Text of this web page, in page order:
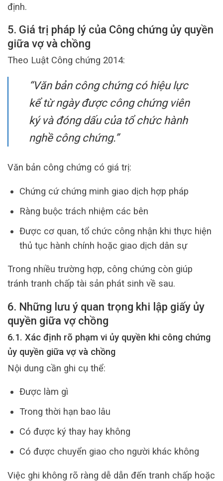
định.
5. Giá trị pháp lý của Công chứng ủy quyền
giữa vợ và chồng
Theo Luật Công chứng 2014:
“Văn bản công chứng có hiệu lực
kể từ ngày được công chứng viên
ký và đóng dấu của tổ chức hành
nghề công chứng.”
Văn bản công chứng có giá trị:
Chứng cứ chứng minh giao dịch hợp pháp
Ràng buộc trách nhiệm các bên
Được cơ quan, tổ chức công nhận khi thực hiện
thủ tục hành chính hoặc giao dịch dân sự
Trong nhiều trường hợp, công chứng còn giúp
tránh tranh chấp tài sản phát sinh về sau.
6. Những lưu ý quan trọng khi lập giấy ủy
quyền giữa vợ chồng
6.1. Xác định rõ phạm vi ủy quyền khi công chứng
ủy quyền giữa vợ và chồng
Nội dung cần ghi cụ thể:
Được làm gì
Trong thời hạn bao lâu
Có được ký thay hay không
Có được chuyển giao cho người khác không
Việc ghi không rõ ràng dễ dẫn đến tranh chấp hoặc